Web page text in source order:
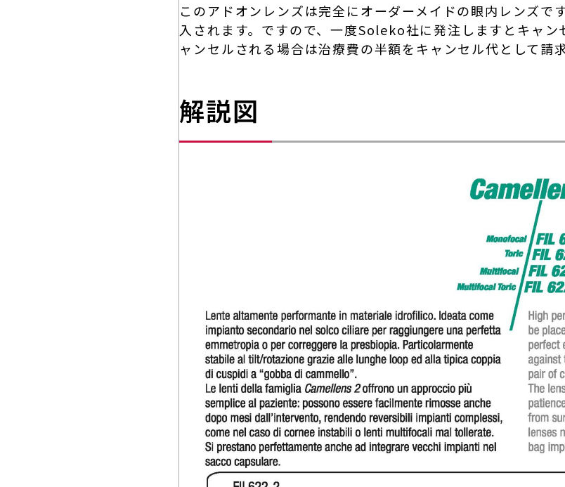
このアドオンレンズは完全にオーダーメイドの眼内レンズ
入されます。ですので、一度Soleko社に発注しますとキャ
ャンセルされる場合は治療費の半額をキャンセル代として請
解説図